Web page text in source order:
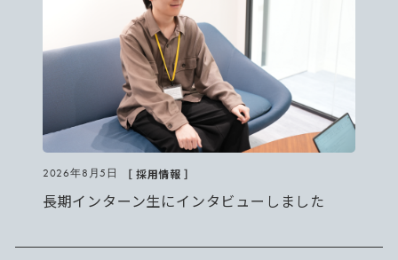
2026年8月5日 ［ 採用情報 ］
長期インターン生にインタビューしました